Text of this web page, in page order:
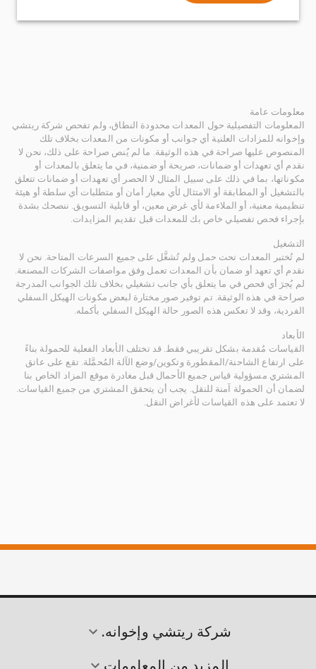
معلومات عامة
المعلومات التفصيلية حول المعدات محدودة النطاق، ولم تفحص شركة ريتشي
وإخوانه للمزادات العلنية أي جوانب أو مكونات من المعدات بخلاف تلك
المنصوص عليها صراحة في هذه الوثيقة. ما لم يُنص صراحة على ذلك، نحن لا
نقدم أي تعهدات أو ضمانات، صريحة أو ضمنية، في ما يتعلق بالمعدات أو
مكوناتها، بما في ذلك على سبيل المثال لا الحصر أي تعهدات أو ضمانات تتعلق
بالتشغيل أو المطابقة أو الامتثال لأي معيار أمان أو متطلبات أي سلطة أو هيئة
تنظيمية معنية، أو الملاءمة لأي غرض معين، أو قابلية التسويق. ننصحك بشدة
بإجراء فحص تفصيلي خاص بك للمعدات قبل تقديم المزايدات.
التشغيل
لم تُختبر المعدات تحت حمل ولم تُشغَّل على جميع السرعات المتاحة. نحن لا
نقدم أي تعهد أو ضمان بأن المعدات تعمل وفق مواصفات الشركات المصنعة.
لم يُجرَ أي فحص في ما يتعلق بأي جانب تشغيلي بخلاف تلك الجوانب المدرجة
صراحة في هذه الوثيقة. تم توفير صور مختارة لبعض مكونات الهيكل السفلي
الفردية، وقد لا تعكس هذه الصور حالة الهيكل السفلي بأكمله.
الأبعاد
القياسات مُقدمة بشكل تقريبي فقط. قد تختلف الأبعاد الفعلية للحمولة بناءً
على ارتفاع الشاحنة/المقطورة وتكوين/وضع الآلة المُحمَّلة. تقع على عاتق
المشتري مسؤولية قياس جميع الأحمال قبل مغادرة موقع المزاد الخاص بنا
لضمان أن الحمولة آمنة للنقل. يجب أن يتحقق المشتري من جميع القياسات.
لا تعتمد على هذه القياسات لأغراض النقل.
شركة ريتشي وإخوانه.
المزيد من المعلومات